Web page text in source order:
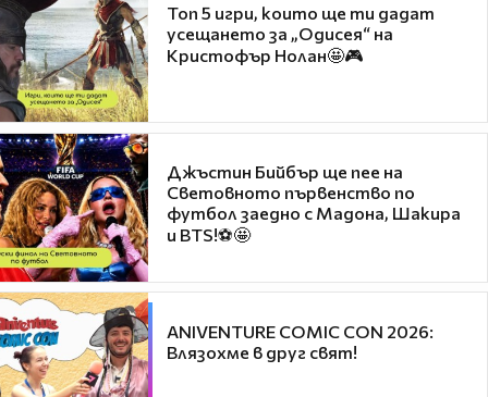
Топ 5 игри, които ще ти дадат
усещането за „Одисея“ на
Кристофър Нолан🤩🎮
Джъстин Бийбър ще пее на
Световното първенство по
футбол заедно с Мадона, Шакира
и BTS!⚽🤩
ANIVENTURE COMIC CON 2026:
Влязохме в друг свят!